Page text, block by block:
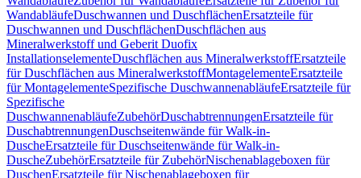
WandabläufeDuschwannen und DuschflächenErsatzteile für
Duschwannen und DuschflächenDuschflächen aus
Mineralwerkstoff und Geberit Duofix
InstallationselementeDuschflächen aus MineralwerkstoffErsatzteile
für Duschflächen aus MineralwerkstoffMontagelementeErsatzteile
für MontagelementeSpezifische DuschwannenabläufeErsatzteile für
Spezifische
DuschwannenabläufeZubehörDuschabtrennungenErsatzteile für
DuschabtrennungenDuschseitenwände für Walk-in-
DuscheErsatzteile für Duschseitenwände für Walk-in-
DuscheZubehörErsatzteile für ZubehörNischenablageboxen für
DuschenErsatzteile für Nischenablageboxen für